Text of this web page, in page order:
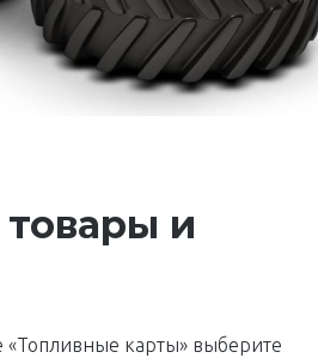
товары и
«Топливные карты» выберите